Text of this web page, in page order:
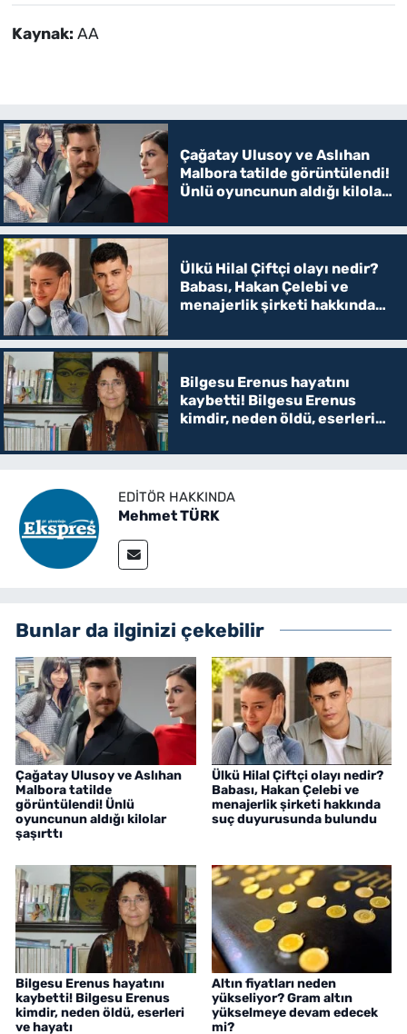
Kaynak: AA
Çağatay Ulusoy ve Aslıhan
Malbora tatilde görüntülendi!
Ünlü oyuncunun aldığı kilolar
Ülkü Hilal Çiftçi olayı nedir?
Babası, Hakan Çelebi ve
menajerlik şirketi hakkında
Bilgesu Erenus hayatını
kaybetti! Bilgesu Erenus
kimdir, neden öldü, eserleri
EDITÖR HAKKINDA
Mehmet TÜRK
Bunlar da ilginizi çekebilir
Çağatay Ulusoy ve Aslıhan
Malbora tatilde
görüntülendi! Ünlü
oyuncunun aldığı kilolar
şaşırttı
Ülkü Hilal Çiftçi olayı nedir?
Babası, Hakan Çelebi ve
menajerlik şirketi hakkında
suç duyurusunda bulundu
Bilgesu Erenus hayatını
kaybetti! Bilgesu Erenus
kimdir, neden öldü, eserleri
ve hayatı
Altın fiyatları neden
yükseliyor? Gram altın
yükselmeye devam edecek
mi?